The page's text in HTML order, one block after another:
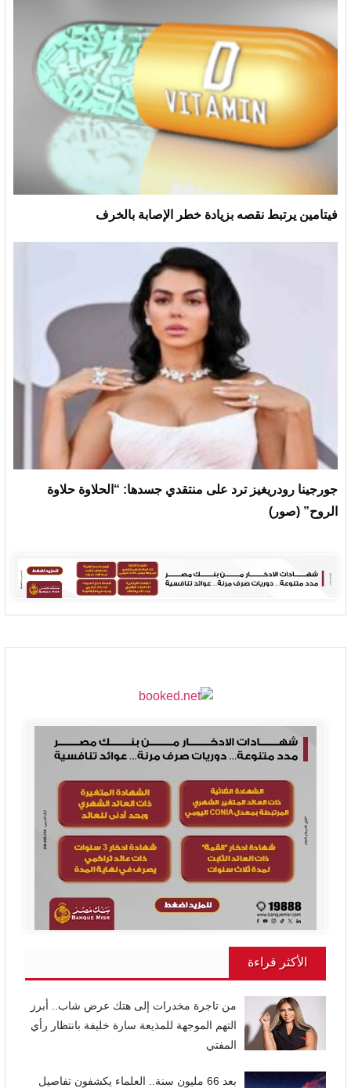
فيتامين يرتبط نقصه بزيادة خطر الإصابة بالخرف
جورجينا رودريغيز ترد على منتقدي جسدها: “الحلاوة حلاوة
الروح” (صور)
الأكثر قراءة
من تاجرة مخدرات إلى هتك عرض شاب.. أبرز
التهم الموجهة للمذيعة سارة خليفة بانتظار رأي
المفتي
بعد 66 مليون سنة.. العلماء يكشفون تفاصيل